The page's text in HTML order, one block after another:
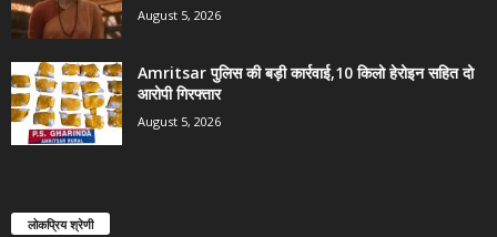
August 5, 2026
Amritsar पुलिस की बड़ी कार्रवाई,10 किलो हेरोइन सहित दो
आरोपी गिरफ्तार
August 5, 2026
लोकप्रिय श्रेणी